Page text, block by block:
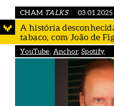
CHAM TALKS 03.01.2025
A história
tabaco, com João de
YouTube Anchor, Spotify